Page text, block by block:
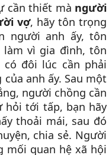
cần thiết mà người
vợ, hãy tôn trọng
người anh ấy, tôn
vì gia đình, tôn
đôi lúc cần phải
anh ấy. Sau một
người chồng cần
hỏi tới tấp, bạn hãy
thoải mái, sau đó
chia sẻ. Người
mối quan hệ xã hội